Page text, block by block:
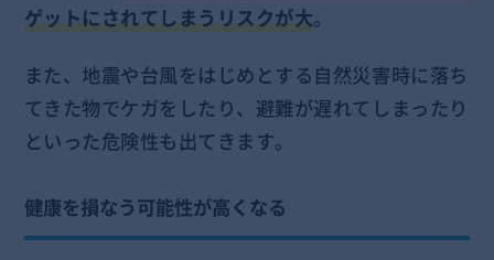
ゲットにされてしまうリスクが大。
また、地震や台風をはじめとする自然災害時に落ち
てきた物でケガをしたり、避難が遅れてしまったり
といった危険性も出てきます。
健康を損なう可能性が高くなる